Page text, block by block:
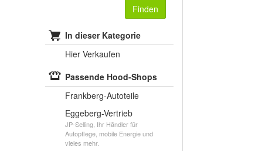
Finden
In dieser Kategorie
Hier Verkaufen
Passende Hood-Shops
Frankberg-Autoteile
Eggeberg-Vertrieb
JP-Selling, Ihr Händler für
Autopflege, mobile Energie und
vieles mehr.